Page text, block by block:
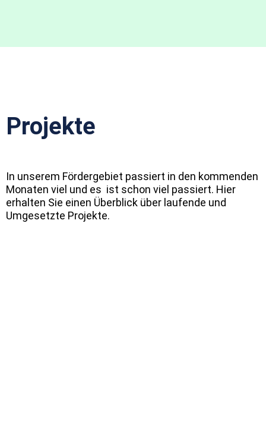
Projekte
In unserem Fördergebiet passiert in den kommenden
Monaten viel und es ist schon viel passiert. Hier
erhalten Sie einen Überblick über laufende und
Umgesetzte Projekte.